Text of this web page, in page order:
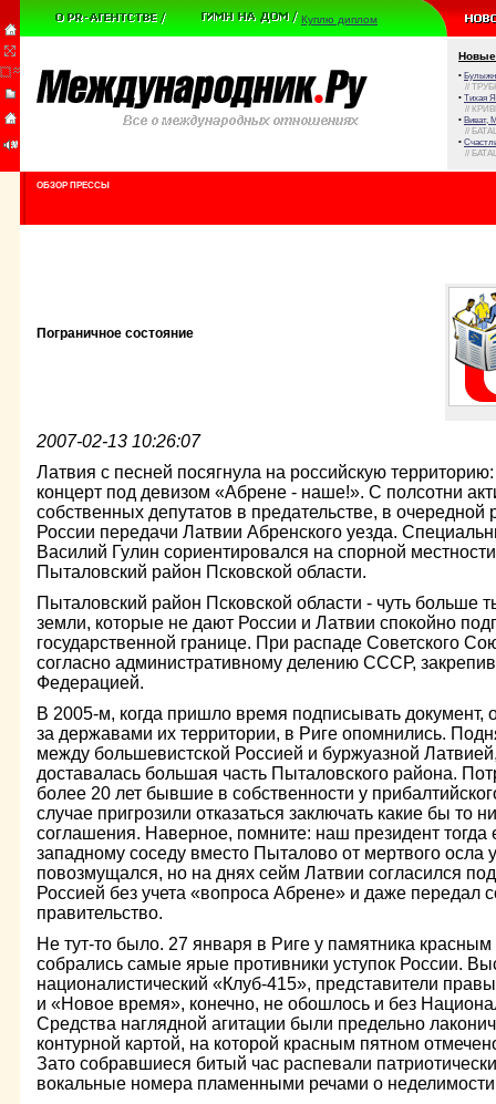
Куплю диплом
Новые
•
//
• Тихая
//
• Виват,
//
•
//
ОБЗОР ПРЕССЫ
Пограничное состояние
2007-02-13 10:26:07
Латвия с песней посягнула на российскую
концерт под девизом «Абрене - наше!». С полсотни
собственных депутатов в предательстве, в очередной
России передачи Латвии Абренского уезда.
Василий Гулин сориентировался на спорной
Пыталовский район Псковской области.
Пыталовский район Псковской области - чуть больше
земли, которые не дают России и Латвии спокойно
государственной границе. При распаде Советского
согласно административному делению СССР,
Федерацией.
В 2005-м, когда пришло время подписывать документ,
за державами их территории, в Риге опомнились.
между большевистской Россией и буржуазной
доставалась большая часть Пыталовского района.
более 20 лет бывшие в собственности у
случае пригрозили отказаться заключать какие бы то
соглашения. Наверное, помните: наш президент
западному соседу вместо Пыталово от мертвого
повозмущался, но на днях сейм Латвии согласился
Россией без учета «вопроса Абрене» и даже передал
правительство.
Не тут-то было. 27 января в Риге у памятника
собрались самые ярые противники уступок России.
националистический «Клуб-415», представители
и «Новое время», конечно, не обошлось и без
Средства наглядной агитации были предельно
контурной картой, на которой красным пятном
Зато собравшиеся битый час распевали
вокальные номера пламенными речами о